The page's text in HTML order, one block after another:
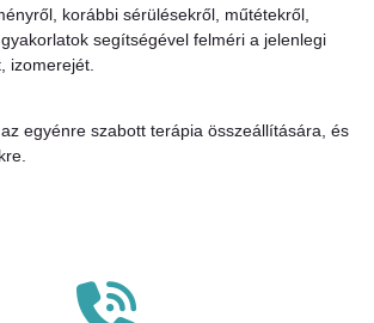
korábbi sérülésekről, műtétekről,
segítségével felméri a jelenlegi
izomerejét.
egyénre szabott terápia összeállítására, és